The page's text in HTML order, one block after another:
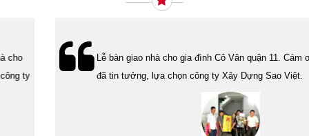
Lễ bàn giao nhà cho gia đình Cô Vân quận 11. Cám ơn anh Tính
đã tin tưởng, lựa chọn công ty Xây Dựng Sao Việt.